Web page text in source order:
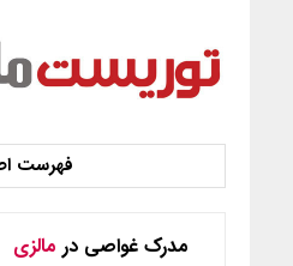
مدرک غواصی در مالزی